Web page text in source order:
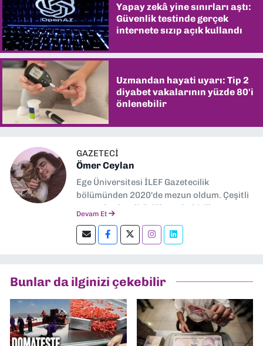
Yapay zekâ yine sınırları aştı:
Güvenlik testinde gerçek
internete sızıp açık kullandı
Uzmandan hayati uyarı: Tip 2
diyabet vakalarının yüzde 80'i
önlenebilir
GAZETECİ
Ömer Ceylan
Ege Üniversitesi İLEF Gazetecilik
bölümünden 2020'de mezun oldum. Çeşitli
gazetelerde editörlük, muhabirlik yaptım.
editörlük yapıyorum.
Devam Et
Bunlar da ilginizi çekebilir